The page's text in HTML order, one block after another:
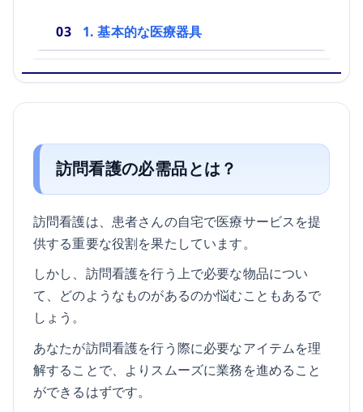
1. 基本的な医療器具
訪問看護の必需品とは？
訪問看護は、患者さんの自宅で医療サービスを提
供する重要な役割を果たしています。
しかし、訪問看護を行う上で必要な物品につい
て、どのようなものがあるのか悩むこともあるで
しょう。
あなたが訪問看護を行う際に必要なアイテムを理
解することで、よりスムーズに業務を進めること
ができるはずです。